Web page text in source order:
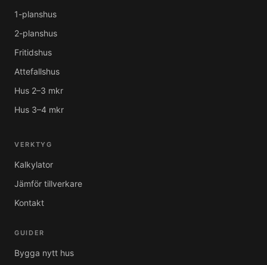
1-planshus
2-planshus
Fritidshus
Attefallshus
Hus 2–3 mkr
Hus 3–4 mkr
VERKTYG
Kalkylator
Jämför tillverkare
Kontakt
GUIDER
Bygga nytt hus